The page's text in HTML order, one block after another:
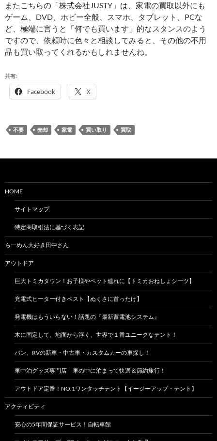
またこちらの「株式会社JUSTY」は、家電の買取以外にも
ゲーム、DVD、ホビー全般、スマホ、タブレット、PCな
ど、極端に言うと「何でも買います」的なスタンスのよう
ですので、依頼時に色々と相談してみると、その他の不用
品も買い取ってくれるかもしれませんね。
共有:
Facebook X
不要 売却 家電 買い取り 買取
HOME
サイトマップ
特定商取引法に基づく表記
らーめん大好き田中さん
アウトドア
巨大トミカタウン！お子様やペット連れに【トミカおねしょシーツ】
充電式ヒーター付きベスト【ぬくさに首ったけ】
発電機はもういらない！話題の『最新蓄電池システム』
木に固定して、地面から浮く、世界で１番ユニークなテント！
バン、RVの新車・中古車・カスタムカーの車探し！
車中泊グッズ専門店 車の中に泊まって快適＆節約旅行！
アウトドア定番！NO.1ワンタッチテント【イージーアップ・テント】
アクティビティ
安心の5年間保証サービス！自転車館